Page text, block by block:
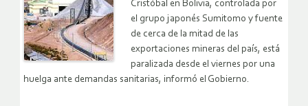
Cristóbal en Bolivia, controlada por
el grupo japonés Sumitomo y fuente
de cerca de la mitad de las
exportaciones mineras del país, está
paralizada desde el viernes por una
huelga ante demandas sanitarias, informó el Gobierno.